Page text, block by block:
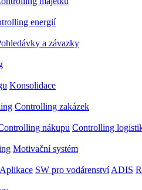
energií
a závazky
Konsolidace
Controlling zakázek
nákupu Controlling
Motivační systém
SW pro vodárenství ADIS